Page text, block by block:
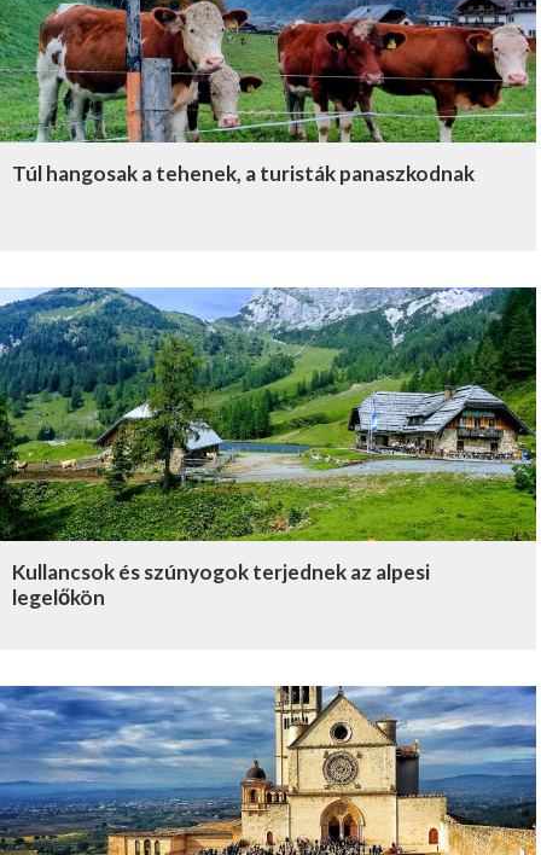
Túl hangosak a tehenek, a turisták panaszkodnak
Kullancsok és szúnyogok terjednek az alpesi
legelőkön